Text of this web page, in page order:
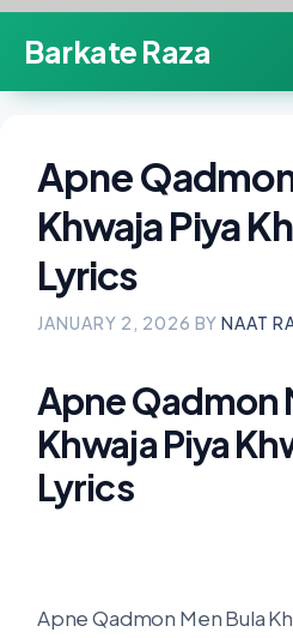
content
Barkate Raza
Apne
Khwaja Piya
Lyrics
JANUARY 2, 2026 BY NAAT
Apne Qadmon
Khwaja Piya
Lyrics
Apne Qadmon Men Bula